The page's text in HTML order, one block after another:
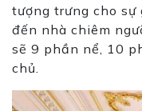
tượng trưng cho sự
đến nhà chiêm
sẽ 9 phần nể, 10
chủ.